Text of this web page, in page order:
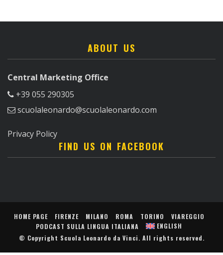
ABOUT US
Central Marketing Office
+39 055 290305
scuolaleonardo@scuolaleonardo.com
Privacy Policy
FIND US ON FACEBOOK
HOME PAGE FIRENZE MILANO ROMA TORINO
VIAREGGIO
PODCAST SULLA LINGUA ITALIANA
ENGLISH
© Copyright Scuola Leonardo da Vinci. All rights reserved.